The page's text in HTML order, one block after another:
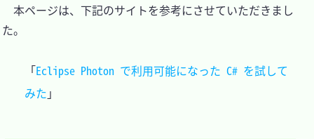
本ページは、下記のサイトを参考にさせていただきまし
た。
「Eclipse Photon で利用可能になった C# を試して
みた